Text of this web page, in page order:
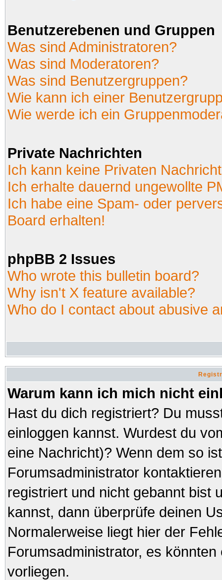
Benutzerebenen und Gruppen
Was sind Administratoren?
Was sind Moderatoren?
Was sind Benutzergruppen?
Wie kann ich einer
Wie werde ich ein
Private Nachrichten
Ich kann keine Privaten
Ich erhalte dauernd ungewollte
Ich habe eine Spam- oder
Board erhalten!
phpBB 2 Issues
Who wrote this bulletin board?
Why isn't X feature available?
Who do I contact about abusive
Warum kann ich mich nicht
Hast du dich registriert? Du
einloggen kannst. Wurdest du
eine Nachricht)? Wenn dem so
Forumsadministrator
registriert und nicht gebannt bist
kannst, dann überprüfe deinen
Normalerweise liegt hier der
Forumsadministrator, es
vorliegen.